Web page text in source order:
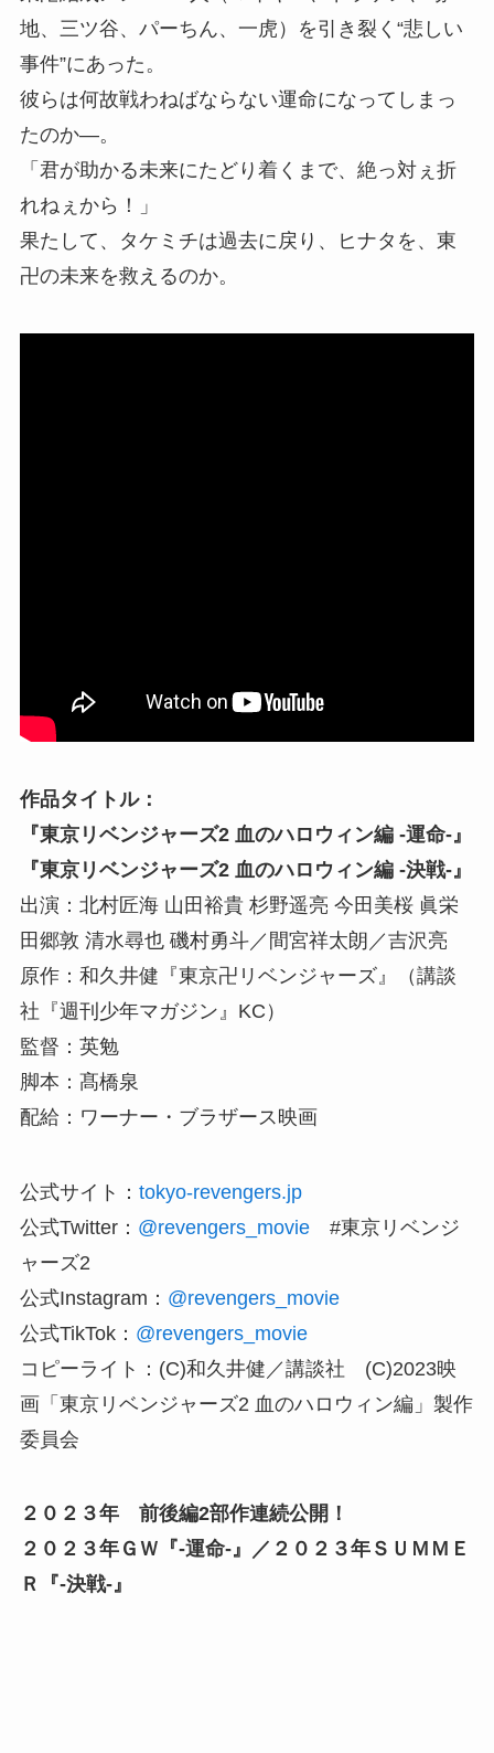
地、三ツ谷、パーちん、一虎）を引き裂く“悲しい
事件”にあった。
彼らは何故戦わねばならない運命になってしまっ
たのか―。
「君が助かる未来にたどり着くまで、絶っ対ぇ折
れねぇから！」
果たして、タケミチは過去に戻り、ヒナタを、東
卍の未来を救えるのか。
作品タイトル：
『東京リベンジャーズ2 血のハロウィン編 -運命-』
『東京リベンジャーズ2 血のハロウィン編 -決戦-』
出演：北村匠海 山田裕貴 杉野遥亮 今田美桜 眞栄
田郷敦 清水尋也 磯村勇斗／間宮祥太朗／吉沢亮
原作：和久井健『東京卍リベンジャーズ』（講談
社『週刊少年マガジン』KC）
監督：英勉
脚本：髙橋泉
配給：ワーナー・ブラザース映画
公式サイト： tokyo-revengers.jp
公式Twitter： @revengers_movie#東京リベンジ
ャーズ2
公式Instagram： @revengers_movie
公式TikTok： @revengers_movie
コピーライト：(C)和久井健／講談社 (C)2023映
画「東京リベンジャーズ2 血のハロウィン編」製作
委員会
２０２３年 前後編2部作連続公開！
２０２３年ＧＷ『-運命-』／２０２３年ＳＵＭＭＥ
Ｒ『-決戦-』